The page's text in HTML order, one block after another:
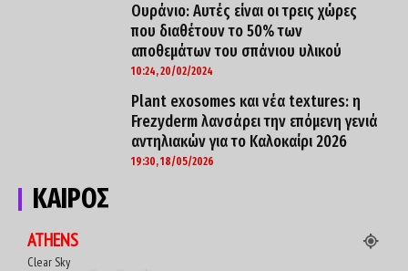
Ουράνιο: Αυτές είναι οι τρεις χώρες
που διαθέτουν το 50% των
αποθεμάτων του σπάνιου υλικού
10:24, 20/02/2024
Plant exosomes και νέα textures: η
Frezyderm λανσάρει την επόμενη γενιά
αντηλιακών για το Καλοκαίρι 2026
19:30, 18/05/2026
ΚΑΙΡΟΣ
ATHENS
Clear Sky